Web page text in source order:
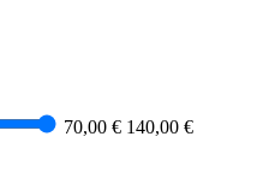
70,00 € 140,00 €